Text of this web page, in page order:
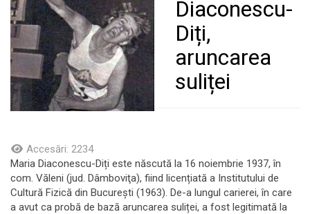
Diaconescu-
Diți,
aruncarea
suliței
Accesări: 2234
Maria Diaconescu-Diți este născută la 16 noiembrie 1937, în
com. Văleni (jud. Dâmboviţa), fiind licențiată a Institutului de
Cultură Fizică din Bucureşti (1963). De-a lungul carierei, în care
a avut ca probă de bază aruncarea suliței, a fost legitimată la